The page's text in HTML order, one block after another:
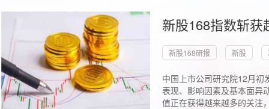
新股168指数斩
新股168研报 新股
中国上市公司研究院12月初
表现、影响因素及基本面异
值正在获得越来越多的关注